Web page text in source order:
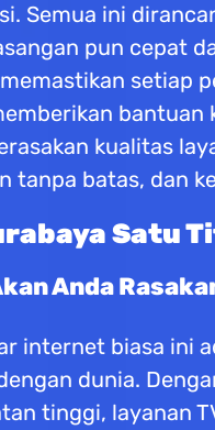
Semua ini
pun cepat
setiap
kualitas
tanpa batas, dan
Satu
Anda
internet biasa ini
dunia.
tinggi, layanan